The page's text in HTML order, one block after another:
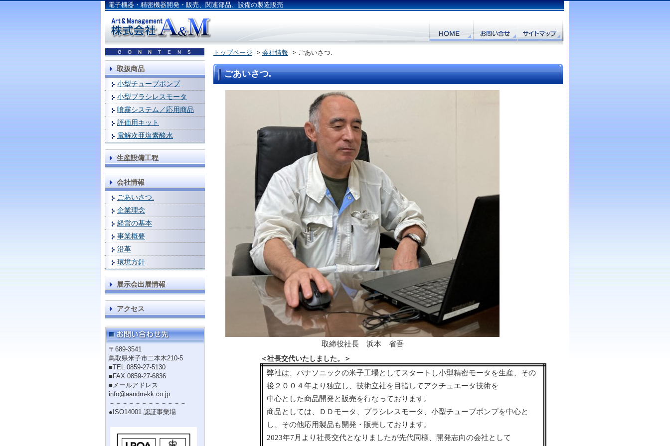
電子機器・精密機器開発・販売、関連部品、設備の製造販売
取扱商品
小型チューブポンプ
小型ブラシレスモータ
噴霧システム／応用商品
評価用キット
電解次亜塩素酸水
生産設備工程
会社情報
ごあいさつ.
企業理念
経営の基本
事業概要
沿革
環境方針
展示会出展情報
アクセス
〒689-3541
鳥取県米子市二本木210-5
■TEL 0859-27-5130
■FAX 0859-27-6836
■メールアドレス
info@aandm-kk.co.jp
－－－－－－－－－－－－
●ISO14001 認証事業場
トップページ > 会社情報 > ごあいさつ.
ごあいさつ.
取締役社長 浜本 省吾
＜社長交代いたしました。＞
弊社は、パナソニックの米子工場としてスタートし小型精密モータを生産、 その
後２００４年より独立し、技術立社を目指してアクチュエータ技術を
中心とした商品開発と販売を行なっております。
商品としては、ＤＤモータ、ブラシレスモータ、小型チューブポンプを中心と
し、その他応用製品も開発・販売しております。
2023年7月より社長交代となりましたが先代同様、開発志向の会社として